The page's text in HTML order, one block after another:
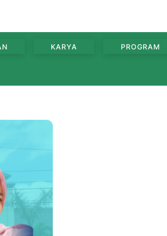
KARYA PROGRAM